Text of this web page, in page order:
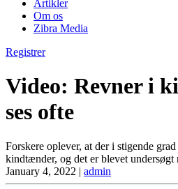
Artikler
Om os
Zibra Media
Registrer
Video: Revner i
ses ofte
Forskere oplever, at der i stigende
kindtænder, og det er blevet undersøgt
January 4, 2022 | admin